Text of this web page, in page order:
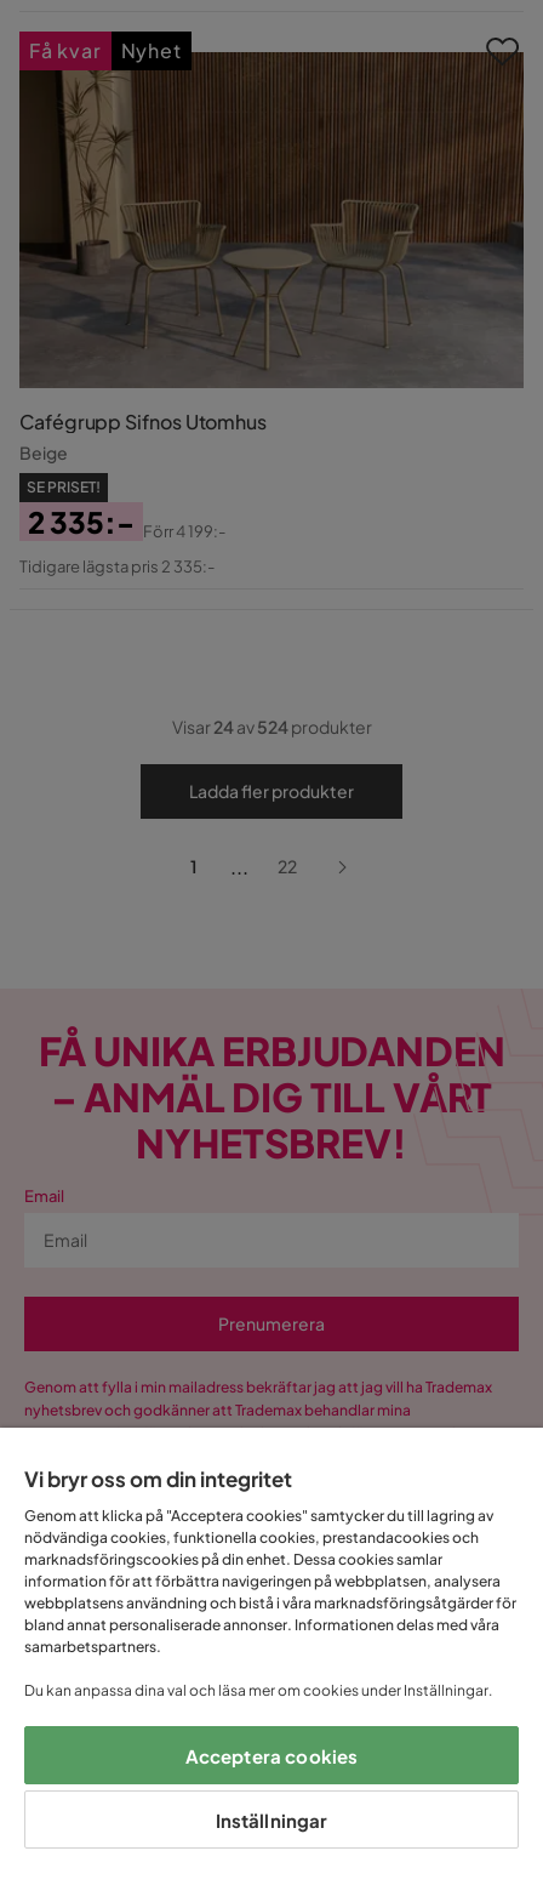
Cafégrupp Sifnos Utomhus
Beige
SE PRISET!
Pris
2 335:-
Original
Förr4 199:-
Tidigare lägsta pris 2 335:-
Få kvar Nyhet
Visar24av524produkter
Ladda fler produkter
1 ... 22
FÅ UNIKA ERBJUDANDEN
– ANMÄL DIG TILL VÅRT
NYHETSBREV!
Email
Prenumerera
Genom att fylla i min mailadress bekräftar jag att jag vill ha Trademax
nyhetsbrev och godkänner att Trademax behandlar mina
personuppgifter för att kunna skicka marknadsföringsmaterial som
Ja, tack! Jag vill även skapa ett konto till Mina
sidor.
Allt detta och mycket mer:
•Dina köp samlade på ett ställe
•Personliga erbjudanden online & i butik
•Kostnadsfritt och helt digitalt
Prisgaranti
1 års öppet
Snabb
Upp till 20 års
Vi bryr oss om din integritet
Genom att klicka på "Acceptera cookies" samtycker du till lagring av
nödvändiga cookies, funktionella cookies, prestandacookies och
marknadsföringscookies på din enhet. Dessa cookies samlar
information för att förbättra navigeringen på webbplatsen, analysera
webbplatsens användning och bistå i våra marknadsföringsåtgärder för
bland annat personaliserade annonser. Informationen delas med våra
samarbetspartners.
Du kan anpassa dina val och läsa mer om cookies under Inställningar.
Acceptera cookies
Inställningar